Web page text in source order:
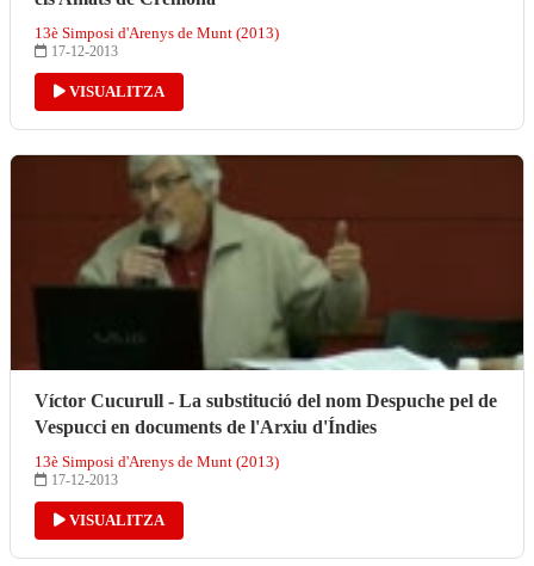
13è Simposi d'Arenys de Munt (2013)
17-12-2013
VISUALITZA
Víctor Cucurull - La substitució del nom Despuche pel de
Vespucci en documents de l'Arxiu d'Índies
13è Simposi d'Arenys de Munt (2013)
17-12-2013
VISUALITZA